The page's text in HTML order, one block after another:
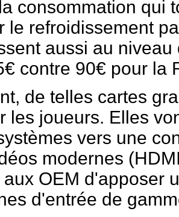
consommation qui
le refroidissement
aussi au
contre 90€ pour la
de telles cartes
les joueurs. Elles
vers une
modernes
OEM d'apposer
d'entrée de